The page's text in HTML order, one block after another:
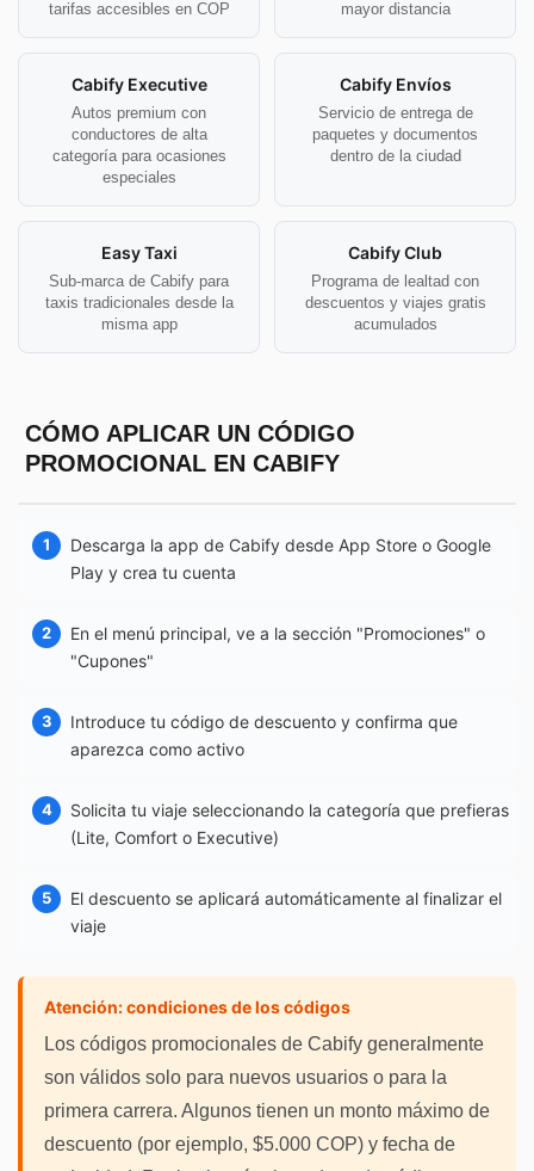
tarifas accesibles en COP mayor distancia
Cabify Executive
Autos premium con
conductores de alta
categoría para ocasiones
especiales
Cabify Envíos
Servicio de entrega de
paquetes y documentos
dentro de la ciudad
Easy Taxi
Sub-marca de Cabify para
taxis tradicionales desde la
misma app
Cabify Club
Programa de lealtad con
descuentos y viajes gratis
acumulados
CÓMO APLICAR UN CÓDIGO
PROMOCIONAL EN CABIFY
Descarga la app de Cabify desde App Store o Google
Play y crea tu cuenta
En el menú principal, ve a la sección "Promociones" o
"Cupones"
Introduce tu código de descuento y confirma que
aparezca como activo
Solicita tu viaje seleccionando la categoría que prefieras
(Lite, Comfort o Executive)
El descuento se aplicará automáticamente al finalizar el
viaje
Atención: condiciones de los códigos
Los códigos promocionales de Cabify generalmente
son válidos solo para nuevos usuarios o para la
primera carrera. Algunos tienen un monto máximo de
descuento (por ejemplo, $5.000 COP) y fecha de